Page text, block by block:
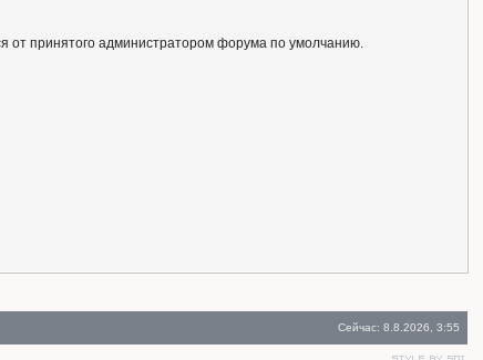
принятого администратором форума по умолчанию.
Сейчас: 8.8.2026, 3:55